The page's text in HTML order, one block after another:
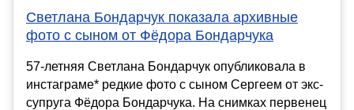
Светлана Бондарчук показала архивные
фото с сыном от Фёдора Бондарчука
57-летняя Светлана Бондарчук опубликовала в
инстаграме* редкие фото с сыном Сергеем от экс-
супруга Фёдора Бондарчука. На снимках первенец